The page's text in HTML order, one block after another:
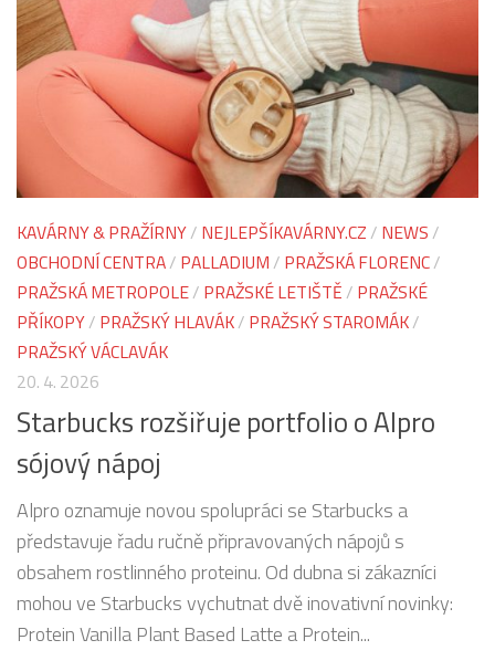
KAVÁRNY & PRAŽÍRNY/ NEJLEPŠÍKAVÁRNY.CZ / NEWS /
OBCHODNÍ CENTRA/ PALLADIUM / PRAŽSKÁ FLORENC/
PRAŽSKÁ METROPOLE/ PRAŽSKÉ LETIŠTĚ / PRAŽSKÉ
PŘÍKOPY/ PRAŽSKÝ HLAVÁK/ PRAŽSKÝ STAROMÁK/
PRAŽSKÝ VÁCLAVÁK
20. 4. 2026
Starbucks rozšiřuje portfolio o Alpro
sójový nápoj
Alpro oznamuje novou spolupráci se Starbucks a
představuje řadu ručně připravovaných nápojů s
obsahem rostlinného proteinu. Od dubna si zákazníci
mohou ve Starbucks vychutnat dvě inovativní novinky:
Protein Vanilla Plant Based Latte a Protein...